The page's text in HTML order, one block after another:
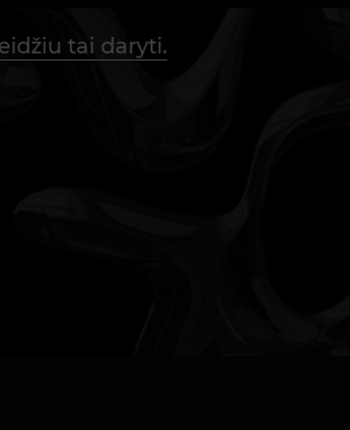
tai daryti.